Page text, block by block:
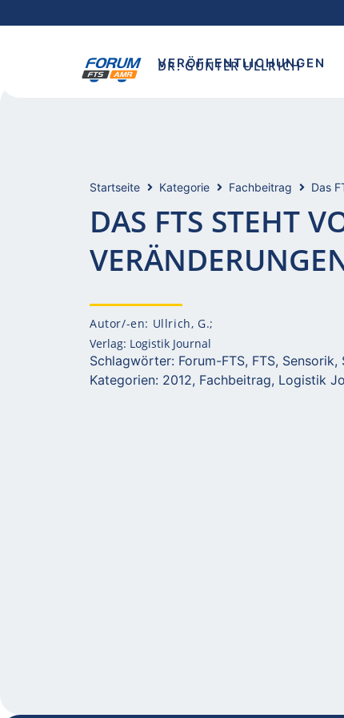
DR. GÜNTER ULLRICH
VERÖFFENTLICHUNGEN
Startseite Kategorie Fachbeitrag Das
DAS FTS STEHT
ERÄNDERUNGEN
Autor/-en: Ullrich, G.;
Verlag: Logistik Journal
Schlagwörter: Forum-FTS, FTS, Sensorik,
Kategorien: 2012, Fachbeitrag, Logistik